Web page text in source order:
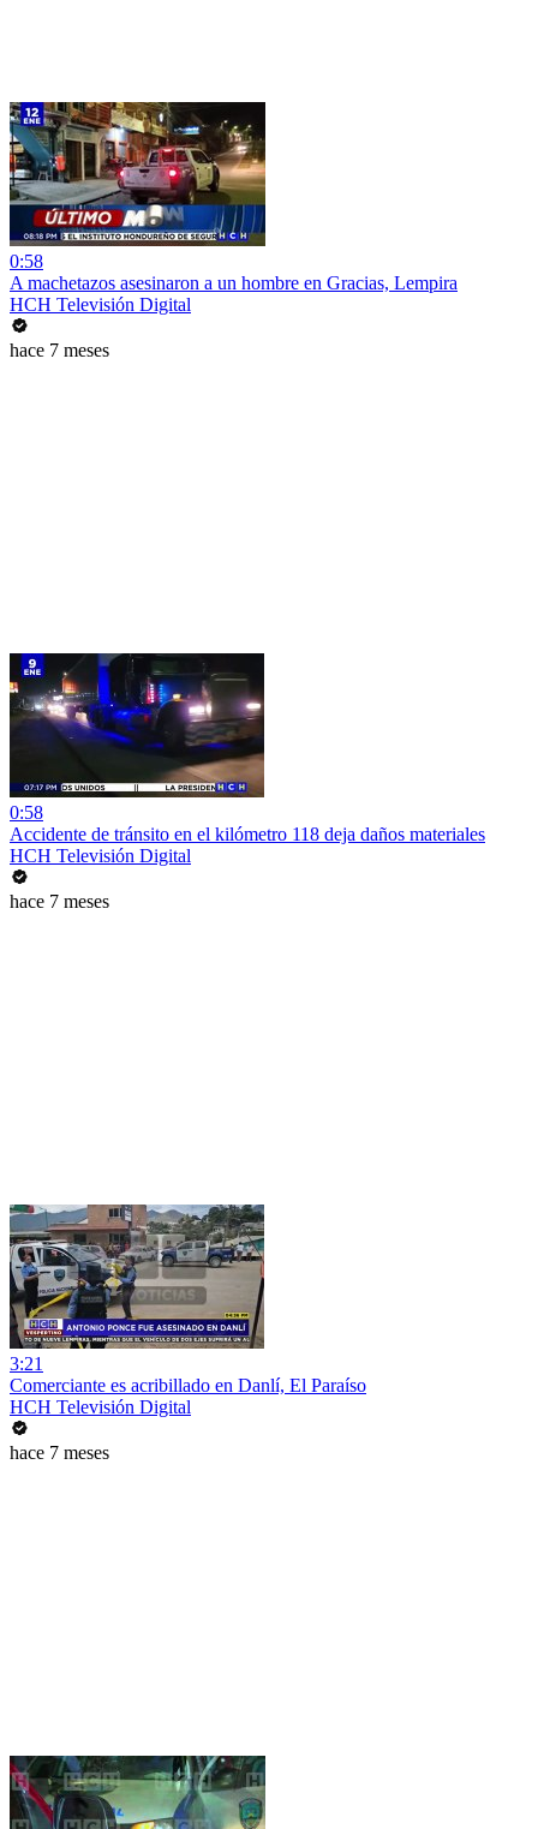
0:58
A machetazos asesinaron a un hombre en Gracias, Lempira
HCH Televisión Digital
hace 7 meses
0:58
Accidente de tránsito en el kilómetro 118 deja daños materiales
HCH Televisión Digital
hace 7 meses
3:21
Comerciante es acribillado en Danlí, El Paraíso
HCH Televisión Digital
hace 7 meses